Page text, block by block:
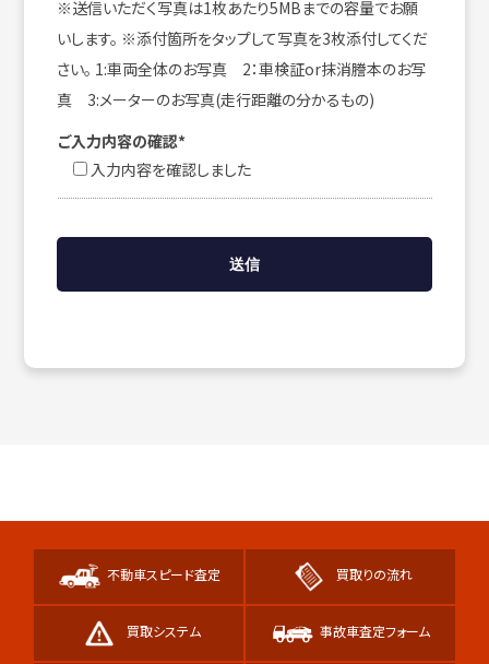
※送信いただく写真は1枚あたり5MBまでの容量でお願
いします。 ※添付箇所をタップして写真を3枚添付してくだ
さい。 1:車両全体のお写真 2：車検証or抹消謄本のお写
真 3:メーターのお写真(走行距離の分かるもの)
ご入力内容の確認*
入力内容を確認しました
不動車スピード査定 買取りの流れ
買取システム 事故車査定フォーム